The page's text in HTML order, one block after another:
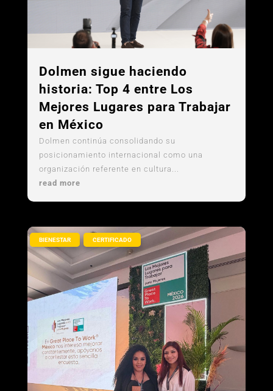
Dolmen sigue haciendo
historia: Top 4 entre Los
Mejores Lugares para Trabajar
en México
Dolmen continúa consolidando su
posicionamiento internacional como una
organización referente en cultura...
read more
BIENESTAR CERTIFICADO